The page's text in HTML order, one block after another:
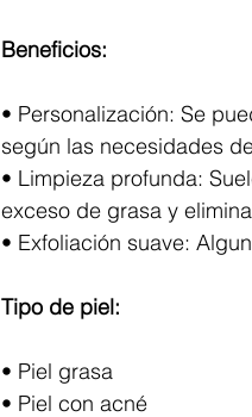
Beneficios:
• Personalización: Se
según las necesidades
• Limpieza profunda:
exceso de grasa y
• Exfoliación suave:
Tipo de piel:
• Piel grasa
• Piel con acné